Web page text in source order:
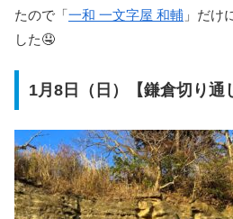
たので「一和 一文字屋 和輔 」だけ
した🤤
1月8日（日）【鎌倉切り通